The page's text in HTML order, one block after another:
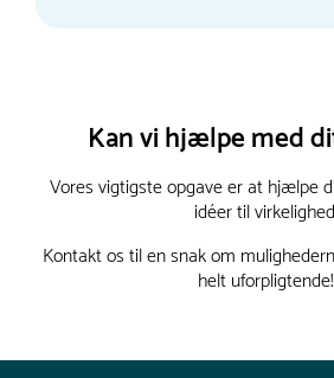
Kan vi hjælpe med
Vores vigtigste opgave er at hjælpe
idéer til
Kontakt os til en snak om
helt uforpligtende!